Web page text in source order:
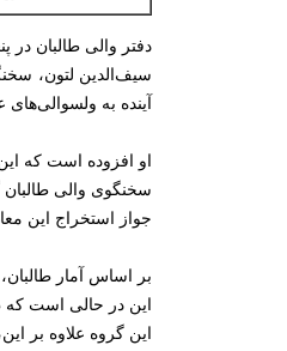
دفتر والی طالبان
آینده به
او افزوده است که
سخنگوی والی طالبان
جواز استخراج این
بر اساس آمار طالبان، دست‌کم ۲۰ معدن سنگ قیمتی بیروج در مرکز و ولسوالی‌های
این در حالی است که
این گروه علاوه بر